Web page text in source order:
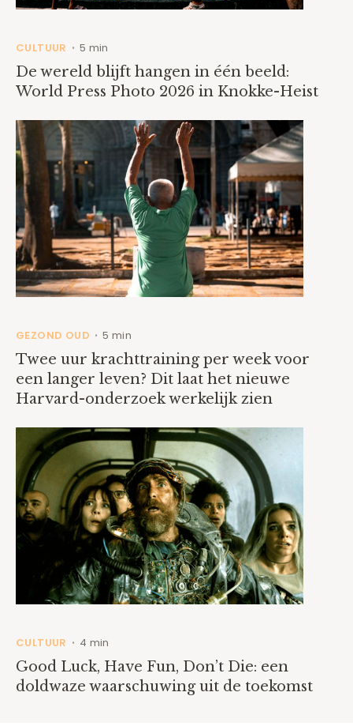
CULTUUR • 5 min
De wereld blijft hangen in één beeld:
World Press Photo 2026 in Knokke-Heist
GEZOND OUD • 5 min
Twee uur krachttraining per week voor
een langer leven? Dit laat het nieuwe
Harvard-onderzoek werkelijk zien
CULTUUR • 4 min
Good Luck, Have Fun, Don’t Die: een
doldwaze waarschuwing uit de toekomst